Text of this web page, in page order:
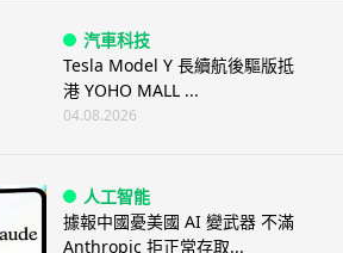
汽車科技
Tesla Model Y 長續航後驅版抵
港 YOHO MALL ...
04.08.2026
人工智能
據報中國憂美國 AI 變武器 不滿
Anthropic 拒正常存取...